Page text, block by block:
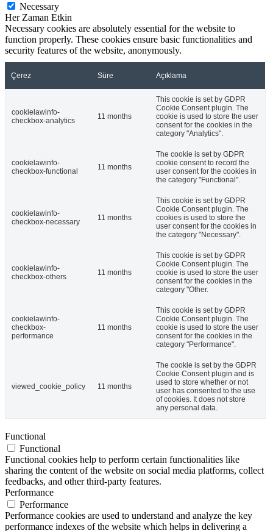
Necessary
Her Zaman Etkin
Necessary cookies are absolutely essential for the website to
function properly. These cookies ensure basic functionalities and
security features of the website, anonymously.
Çerez Süre Açıklama
cookielawinfo-
checkbox-analytics
11 months
This cookie is set by GDPR
Cookie Consent plugin. The
cookie is used to store the user
consent for the cookies in the
category "Analytics".
cookielawinfo-
checkbox-functional
11 months
The cookie is set by GDPR
cookie consent to record the
user consent for the cookies in
the category "Functional".
cookielawinfo-
checkbox-necessary
11 months
This cookie is set by GDPR
Cookie Consent plugin. The
cookies is used to store the
user consent for the cookies in
the category "Necessary".
cookielawinfo-
checkbox-others
11 months
This cookie is set by GDPR
Cookie Consent plugin. The
cookie is used to store the user
consent for the cookies in the
category "Other.
cookielawinfo-
checkbox-
performance
11 months
This cookie is set by GDPR
Cookie Consent plugin. The
cookie is used to store the user
consent for the cookies in the
category "Performance".
viewed_cookie_policy 11 months
The cookie is set by the GDPR
Cookie Consent plugin and is
used to store whether or not
user has consented to the use
of cookies. It does not store
any personal data.
Functional
Functional
Functional cookies help to perform certain functionalities like
sharing the content of the website on social media platforms, collect
feedbacks, and other third-party features.
Performance
Performance
Performance cookies are used to understand and analyze the key
performance indexes of the website which helps in delivering a